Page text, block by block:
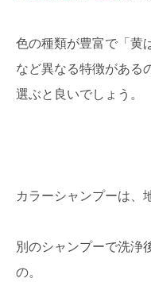
色の種類が豊富で「黄
など異なる特徴がある
選ぶと良いでしょう。
カラーシャンプーは、
別のシャンプーで洗浄
の。